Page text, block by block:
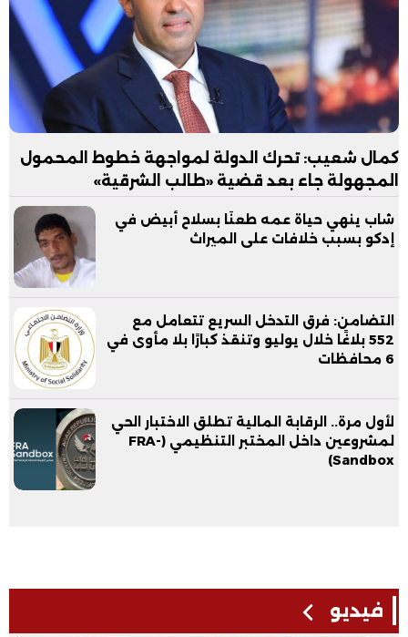
كمال شعيب: تحرك الدولة لمواجهة خطوط المحمول
المجهولة جاء بعد قضية «طالب الشرقية»
شاب ينهي حياة عمه طعنًا بسلاح أبيض في
إدكو بسبب خلافات على الميراث
التضامن: فرق التدخل السريع تتعامل مع
552 بلاغًا خلال يوليو وتنقذ كبارًا بلا مأوى في
6 محافظات
لأول مرة.. الرقابة المالية تطلق الاختبار الحي
لمشروعين داخل المختبر التنظيمي (FRA-
Sandbox)
فيديو